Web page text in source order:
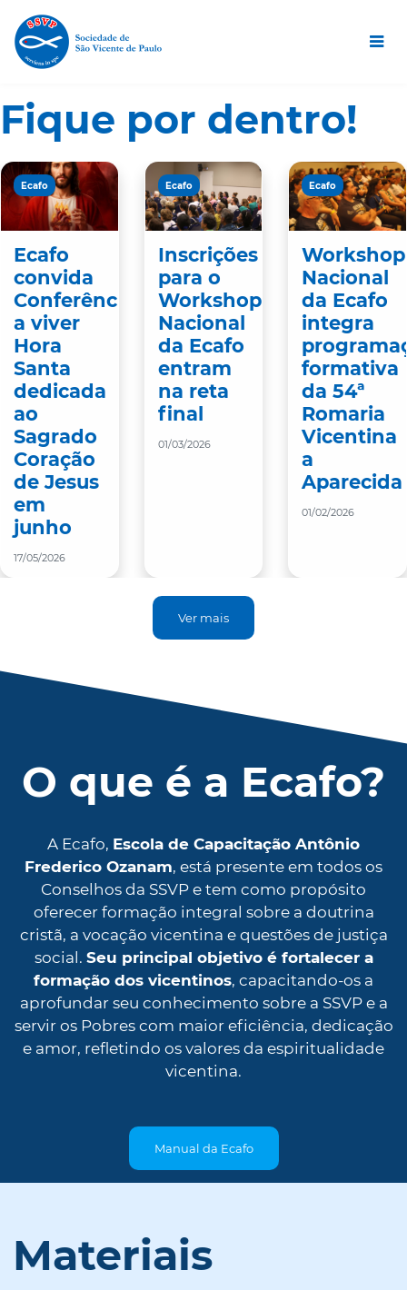
Fique por dentro!
Ecafo
Ecafo
convida
Conferências
a viver
Hora
Santa
dedicada
ao
Sagrado
Coração
de Jesus
em
junho
17/05/2026
Ecafo
Inscrições
para o
Workshop
Nacional
da Ecafo
entram
na reta
final
01/03/2026
Ecafo
Workshop
Nacional
da Ecafo
integra
formativa
da 54ª
Romaria
Vicentina
a
Aparecida
01/02/2026
Ver mais
O que é a Ecafo?
A Ecafo, Escola de Capacitação Antônio
Frederico Ozanam, está presente em todos os
Conselhos da SSVP e tem como propósito
oferecer formação integral sobre a doutrina
cristã, a vocação vicentina e questões de justiça
social. Seu principal objetivo é fortalecer a
formação dos vicentinos, capacitando-os a
aprofundar seu conhecimento sobre a SSVP e a
servir os Pobres com maior eficiência, dedicação
e amor, refletindo os valores da espiritualidade
vicentina.
Manual da Ecafo
Materiais